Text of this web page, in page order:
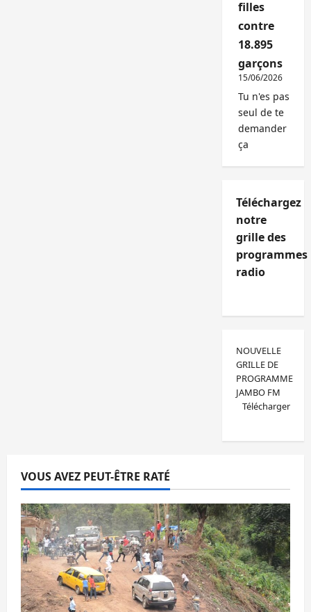
filles
contre
18.895
garçons
15/06/2026
Tu n'es pas
seul de te
demander
ça
Téléchargez
notre
grille des
programmes
radio
NOUVELLE
GRILLE DE
PROGRAMME
JAMBO FM
Télécharger
VOUS AVEZ PEUT-ÊTRE RATÉ